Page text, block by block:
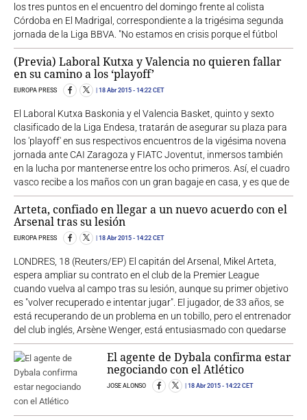
los tres puntos en el encuentro del domingo frente al colista
Córdoba en El Madrigal, correspondiente a la trigésima segunda
jornada de la Liga BBVA. "No estamos en crisis porque el fútbol
(Previa) Laboral Kutxa y Valencia no quieren fallar
en su camino a los ‘playoff’
EUROPA PRESS 18 Abr 2015 - 14:22 CET
El Laboral Kutxa Baskonia y el Valencia Basket, quinto y sexto
clasificado de la Liga Endesa, tratarán de asegurar su plaza para
los 'playoff' en sus respectivos encuentros de la vigésima novena
jornada ante CAI Zaragoza y FIATC Joventut, inmersos también
en la lucha por mantenerse entre los ocho primeros. Así, el cuadro
vasco recibe a los maños con un gran bagaje en casa, y es que de
Arteta, confiado en llegar a un nuevo acuerdo con el
Arsenal tras su lesión
EUROPA PRESS 18 Abr 2015 - 14:22 CET
LONDRES, 18 (Reuters/EP) El capitán del Arsenal, Mikel Arteta,
espera ampliar su contrato en el club de la Premier League
cuando vuelva al campo tras su lesión, aunque su primer objetivo
es "volver recuperado e intentar jugar". El jugador, de 33 años, se
está recuperando de un problema en un tobillo, pero el entrenador
del club inglés, Arsène Wenger, está entusiasmado con quedarse
El agente de Dybala confirma estar
negociando con el Atlético
JOSE ALONSO 18 Abr 2015 - 14:22 CET